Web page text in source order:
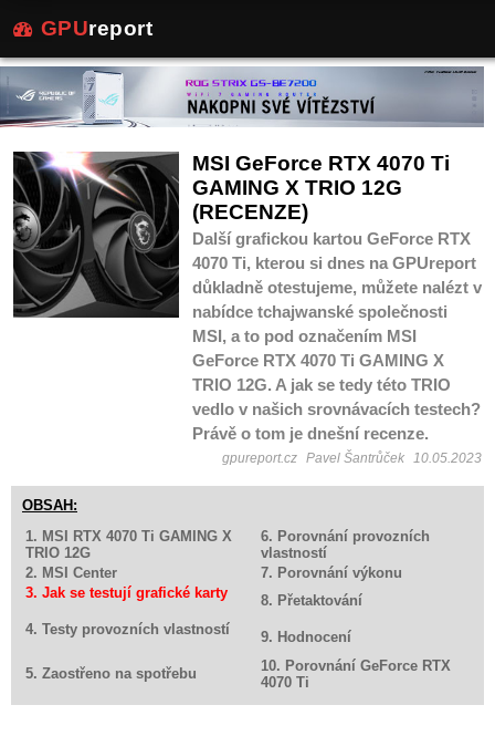
GPUreport
MSI GeForce RTX 4070 Ti
GAMING X TRIO 12G
(RECENZE)
Další grafickou kartou GeForce RTX
4070 Ti, kterou si dnes na GPUreport
důkladně otestujeme, můžete nalézt v
nabídce tchajwanské společnosti
MSI, a to pod označením MSI
GeForce RTX 4070 Ti GAMING X
TRIO 12G. A jak se tedy této TRIO
vedlo v našich srovnávacích testech?
Právě o tom je dnešní recenze.
gpureport.cz Pavel Šantrůček 10.05.2023
OBSAH:
1. MSI RTX 4070 Ti GAMING X
TRIO 12G
6. Porovnání provozních
vlastností
2. MSI Center
7. Porovnání výkonu
3. Jak se testují grafické karty
8. Přetaktování
4. Testy provozních vlastností
9. Hodnocení
5. Zaostřeno na spotřebu
10. Porovnání GeForce RTX
4070 Ti